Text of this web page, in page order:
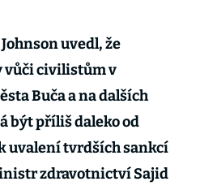
uvedl, že
vůči civilistům v
Buča a na dalších
být příliš daleko od
uvalení tvrdších sankcí
zdravotnictví Sajid